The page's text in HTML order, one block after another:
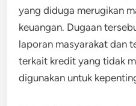
yang diduga merugikan
keuangan. Dugaan
laporan masyarakat dan
terkait kredit yang tidak
digunakan untuk